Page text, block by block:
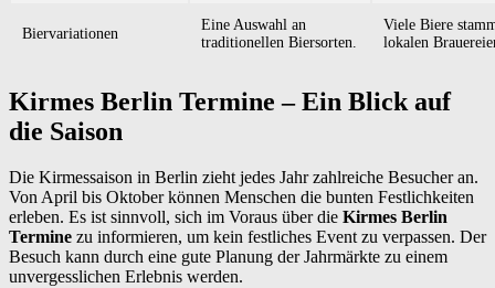
Biervariationen
Eine Auswahl an
traditionellen Biersorten.
Viele Biere
lokalen
Kirmes Berlin Termine – Ein Blick auf
die Saison
Die Kirmessaison in Berlin zieht jedes Jahr zahlreiche Besucher an.
Von April bis Oktober können Menschen die bunten Festlichkeiten
erleben. Es ist sinnvoll, sich im Voraus über die Kirmes Berlin
Termine zu informieren, um kein festliches Event zu verpassen. Der
Besuch kann durch eine gute Planung der Jahrmärkte zu einem
unvergesslichen Erlebnis werden.